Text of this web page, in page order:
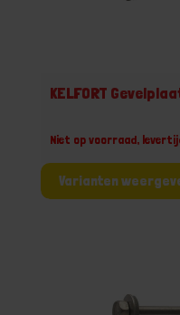
KELFORT
Niet op voorraad,